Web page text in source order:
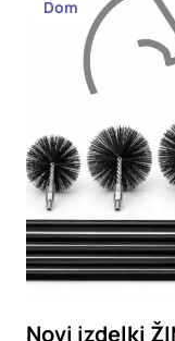
Dom
Novi izdelki